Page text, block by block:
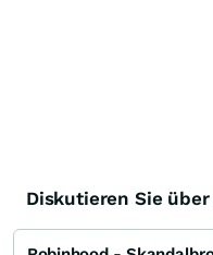
Diskutieren Sie